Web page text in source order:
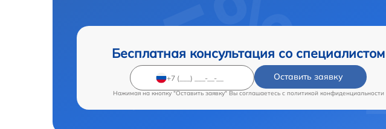
Бесплатная консультация со специалистом
Оставить заявку
Нажимая на кнопку "Оставить заявку" Вы соглашаетесь c политикой конфиденциальности